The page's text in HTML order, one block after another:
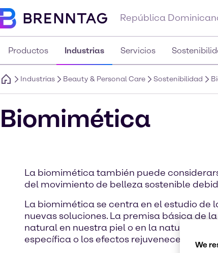
República
Productos Industrias Servicios
Industrias Beauty & Personal Care Sostenibilidad
Biomimética
La biomimética también puede
del movimiento de belleza sostenible
La biomimética se centra en el estudio de
nuevas soluciones. La premisa básica de
natural en nuestra piel o en la naturaleza.
específica o los efectos rejuvenecedores
We